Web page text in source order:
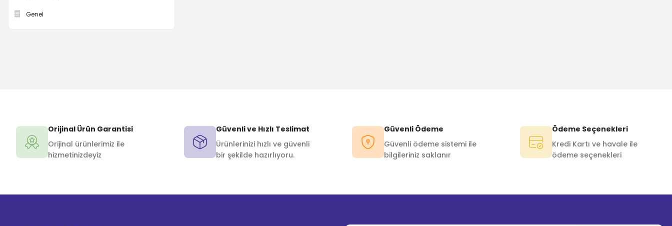
Genel
Orijinal Ürün Garantisi
Orijinal ürünlerimiz ile
hizmetinizdeyiz
Güvenli ve Hızlı Teslimat
Ürünlerinizi hızlı ve güvenli
bir şekilde hazırlıyoru.
Güvenli Ödeme
Güvenli ödeme sistemi ile
bilgileriniz saklanır
Ödeme Seçenekleri
Kredi Kartı ve havale ile
ödeme seçenekleri